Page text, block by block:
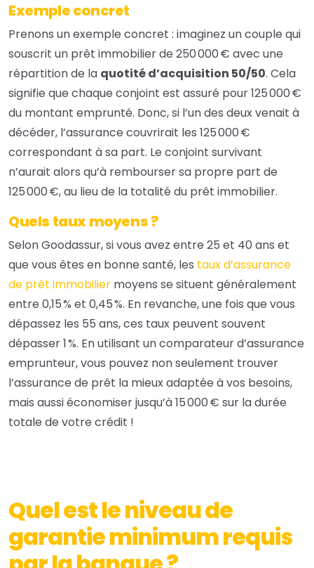
Exemple concret
Prenons un exemple concret : imaginez un couple qui
souscrit un prêt immobilier de 250 000 € avec une
répartition de la quotité d’acquisition 50/50. Cela
signifie que chaque conjoint est assuré pour 125 000 €
du montant emprunté. Donc, si l’un des deux venait à
décéder, l’assurance couvrirait les 125 000 €
correspondant à sa part. Le conjoint survivant
n’aurait alors qu’à rembourser sa propre part de
125 000 €, au lieu de la totalité du prêt immobilier.
Quels taux moyens ?
SelonGoodassur, si vous avez entre 25 et 40 ans et
que vous êtes en bonne santé, les taux d’assurance
de prêt immobilier moyens se situent généralement
entre 0,15 % et 0,45 %. En revanche, une fois que vous
dépassez les 55 ans, ces taux peuvent souvent
dépasser 1 %. En utilisant un comparateur d’assurance
emprunteur, vous pouvez non seulement trouver
l’assurance de prêt la mieux adaptée à vos besoins,
mais aussi économiser jusqu’à 15 000 € sur la durée
totale de votre crédit !
Quel est le niveau de
garantie minimum requis